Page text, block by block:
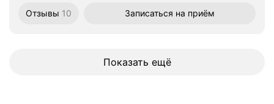
Отзывы 10 Записаться на приём
Показать ещё